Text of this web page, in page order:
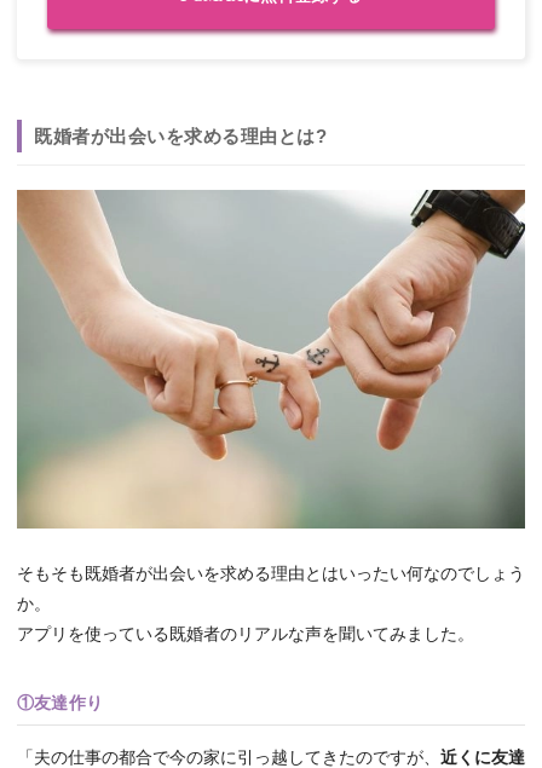
既婚者が出会いを求める理由とは?
そもそも既婚者が出会いを求める理由とはいったい何なのでしょう
か。
アプリを使っている既婚者のリアルな声を聞いてみました。
①友達作り
「夫の仕事の都合で今の家に引っ越してきたのですが、 近くに友達